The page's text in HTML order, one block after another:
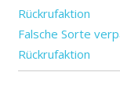
Falsche Sorte
Rückrufaktion